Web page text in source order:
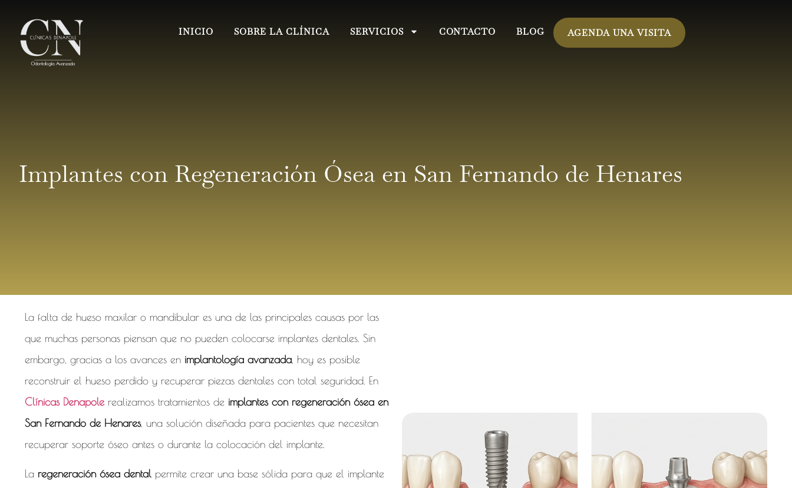
INICIO SOBRE LA CLÍNICA SERVICIOS CONTACTO BLOG AGENDA UNA VISITA
Implantes con Regeneración Ósea en San Fernando de Henares
La falta de hueso maxilar o mandibular es una de las principales causas por las
que muchas personas piensan que no pueden colocarse implantes dentales. Sin
embargo, gracias a los avances en implantología avanzada , hoy es posible
reconstruir el hueso perdido y recuperar piezas dentales con total seguridad. En
Clínicas Denapole realizamos tratamientos de implantes con regeneración ósea en
San Fernando de Henares, una solución diseñada para pacientes que necesitan
recuperar soporte óseo antes o durante la colocación del implante.
La regeneración ósea dental permite crear una base sólida para que el implante